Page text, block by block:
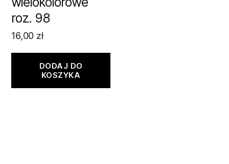
roz. 98
16,00 zł
DODAJ DO
KOSZYKA